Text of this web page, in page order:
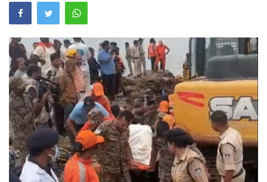
English hindi